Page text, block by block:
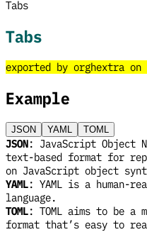
Tabs
Tabs
exported by orghextra on
Example
JSON YAML TOML
JSON: JavaScript Object
text-based format for
on JavaScript object
YAML: YAML is a human-
language.
TOML: TOML aims to be
format that’s easy to